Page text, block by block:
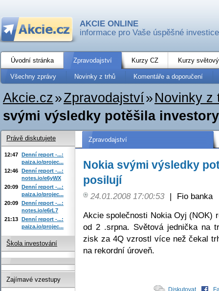
AKCIE ONLINE
informace pro Vaše úspěšné investice
Úvodní stránka Zpravodajství Kurzy CZ Kurzy
Všechny zprávy Novinky z trhů Komentáře a doporučení
Akcie.cz»Zpravodajství» Novinky z
svými výsledky potěšila
Zpravodajství
Nokia svými výsledky
posilují
24.01.2008 17:00:53 |
Fio banka
Akcie společnosti Nokia Oyj (NOK)
od 2 .srpna. Světová jednička na
zisk za 4Q vzrostl více než čekal
na rekordní úroveň.
Diskutovat
Právě diskutujete
12:47 Denní report -...:
paiza.io/projec...
12:46 Denní report -...:
notes.io/e6yWX
20:09 Denní report -...:
paiza.io/projec...
20:09 Denní report -...:
notes.io/e6rL7
21:13 Denní report -...:
paiza.io/projec...
Škola investování
Zajímavé vzestupy